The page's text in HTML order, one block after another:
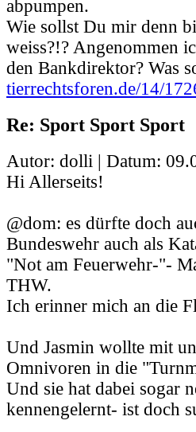
abpumpen.
Wie sollst Du mir denn
weiss?!? Angenommen
den Bankdirektor? Was
tierrechtsforen.de/14/
Re: Sport Sport Sport
Autor: dolli | Datum:
Hi Allerseits!
@dom: es dürfte doch
Bundeswehr auch als
"Not am Feuerwehr-"-
THW.
Ich erinner mich an die
Und Jasmin wollte mit
Omnivoren in die
Und sie hat dabei sogar
kennengelernt- ist doch